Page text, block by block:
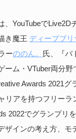
、YouTubeで
き魔王 ディープブリ
ーののん。 氏、『バ
ーム・VTuber両分野
Awards 2021
リアを持つフリー
2022でグランプリ
ザインの考え方、